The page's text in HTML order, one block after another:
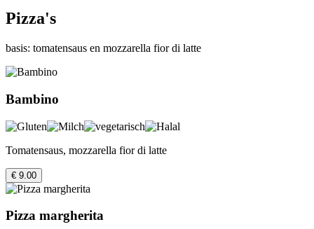
Pizza's
basis: tomatensaus en mozzarella fior di latte
Bambino
Tomatensaus, mozzarella fior di latte
€ 9.00
Pizza margherita